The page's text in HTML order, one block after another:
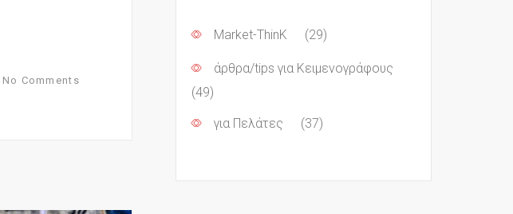
No Comments
Market-ThinK (29)
άρθρα/tips για Κειμενογράφους
(49)
για Πελάτες (37)